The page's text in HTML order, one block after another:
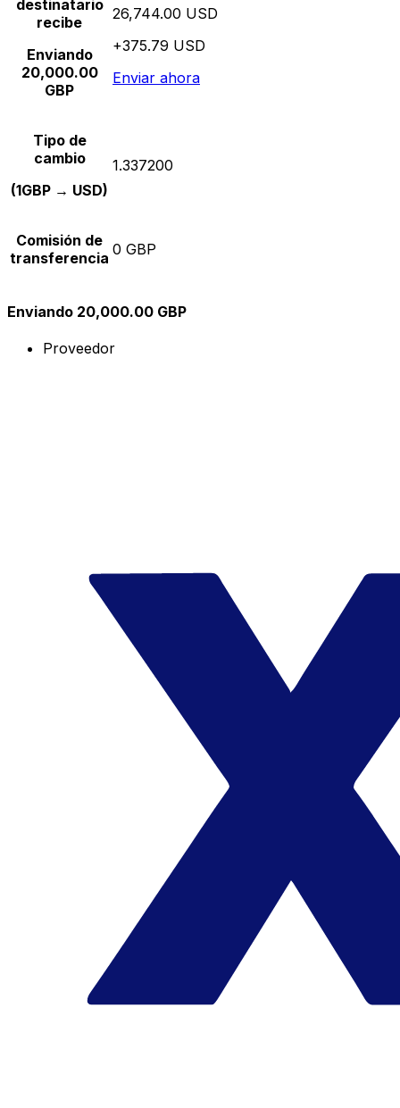
destinatario
recibe
Enviando
20,000.00
GBP
26,744.00 USD
+375.79 USD
Enviar ahora
Tipo de
cambio
(1GBP → USD)
1.337200
Comisión de
transferencia 0 GBP
Enviando 20,000.00 GBP
Proveedor